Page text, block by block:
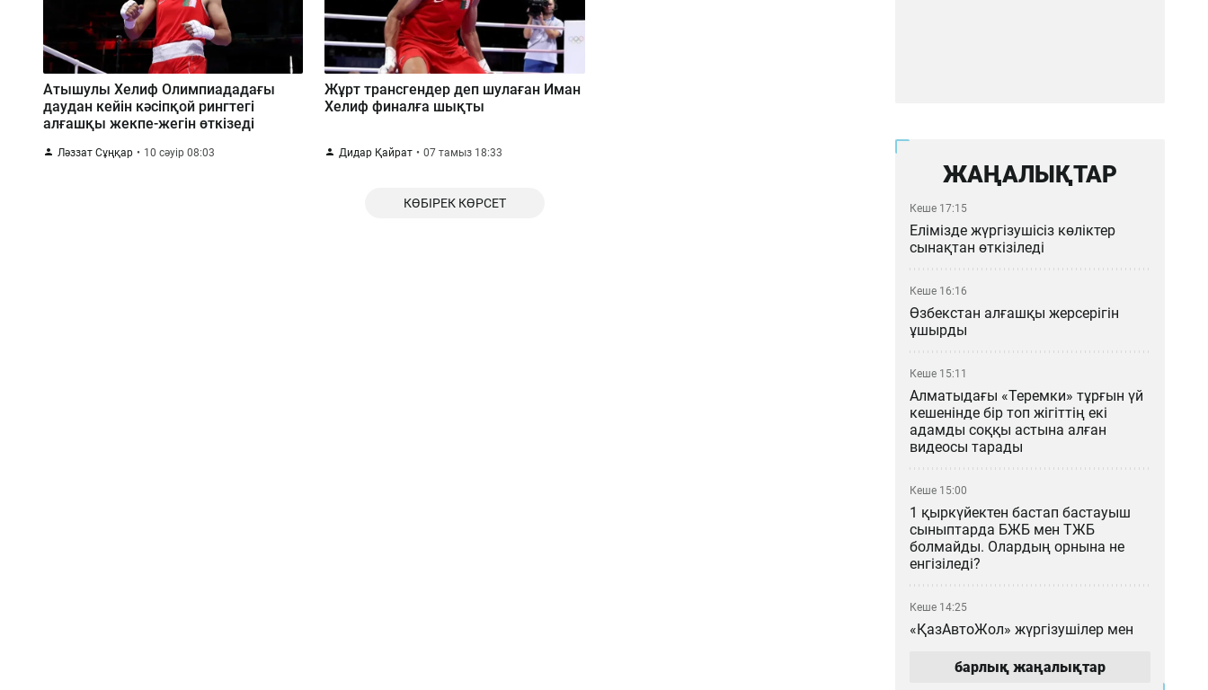
Атышулы Хелиф Олимпиададағы
даудан кейін кәсіпқой рингтегі
алғашқы жекпе-жегін өткізеді
Ләззат Сұңқар 10 сәуір 08:03
Жұрт трансгендер деп шулаған Иман
Хелиф финалға шықты
Дидар Қайрат 07 тамыз 18:33
КӨБІРЕК КӨРСЕТ
ЖАҢАЛЫҚТАР
Кеше 17:15
Елімізде жүргізушісіз көліктер
сынақтан өткізіледі
Кеше 16:16
Өзбекстан алғашқы жерсерігін
ұшырды
Кеше 15:11
Алматыдағы «Теремки» тұрғын үй
кешенінде бір топ жігіттің екі
адамды соққы астына алған
видеосы тарады
Кеше 15:00
1 қыркүйектен бастап бастауыш
сыныптарда БЖБ мен ТЖБ
болмайды. Олардың орнына не
енгізіледі?
Кеше 14:25
«ҚазАвтоЖол» жүргізушілер мен
маңында тазалық сақтауға
шақырды
барлық жаңалықтар